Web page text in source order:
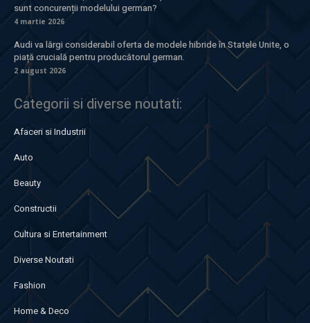
sunt concurenții modelului german?
4 martie 2026
Audi va lărgi considerabil oferta de modele hibride în Statele Unite, o
piață crucială pentru producătorul german.
2 august 2026
Categorii si diverse noutati:
Afaceri si Industrii
Auto
Beauty
Constructii
Cultura si Entertainment
Diverse Noutati
Fashion
Home & Deco